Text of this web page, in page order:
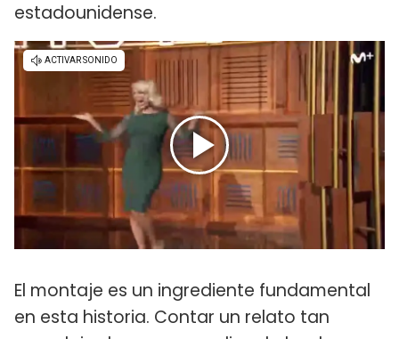
estadounidense.
El montaje es un ingrediente fundamental
en esta historia. Contar un relato tan